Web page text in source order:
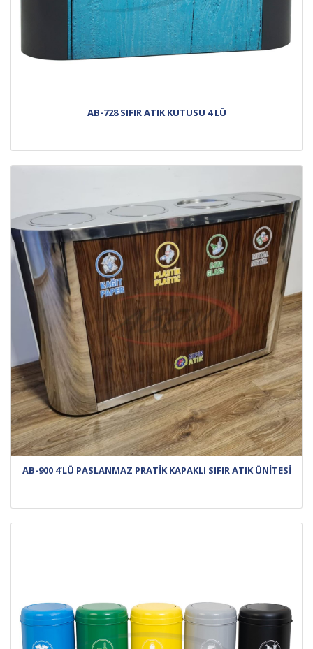
AB-728 SIFIR ATIK KUTUSU 4 LÜ
AB-900 4’LÜ PASLANMAZ PRATİK KAPAKLI SIFIR ATIK ÜNİTESİ